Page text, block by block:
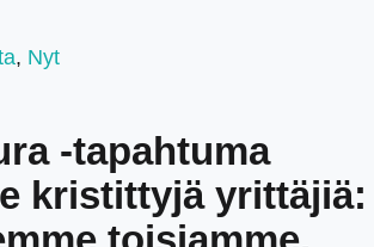
, Nyt
-tapahtuma
kristittyjä yrittäjiä: